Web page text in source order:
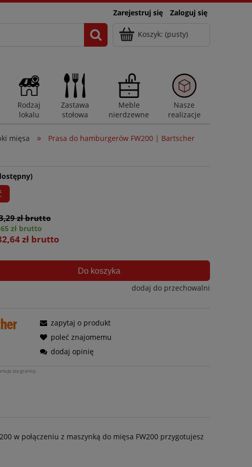
Zarejestruj się Zaloguj się
Koszyk: (pusty)
Rodzaj
lokalu
Zastawa
stołowa
Meble
nierdzewne
Nasze
realizacje
mięsa » Prasa do hamburgerów FW200 | Bartscher
zł brutto
zł brutto
zł brutto
Do koszyka
dodaj do przechowalni
zapytaj o produkt
poleć znajomemu
dodaj opinię
zza granicy.
w połączeniu z maszynką do mięsa FW200 przygotujesz